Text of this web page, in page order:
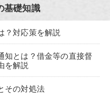
基礎知識
？対応策を解説
知とは？借金等の直接督
を解説
その対処法